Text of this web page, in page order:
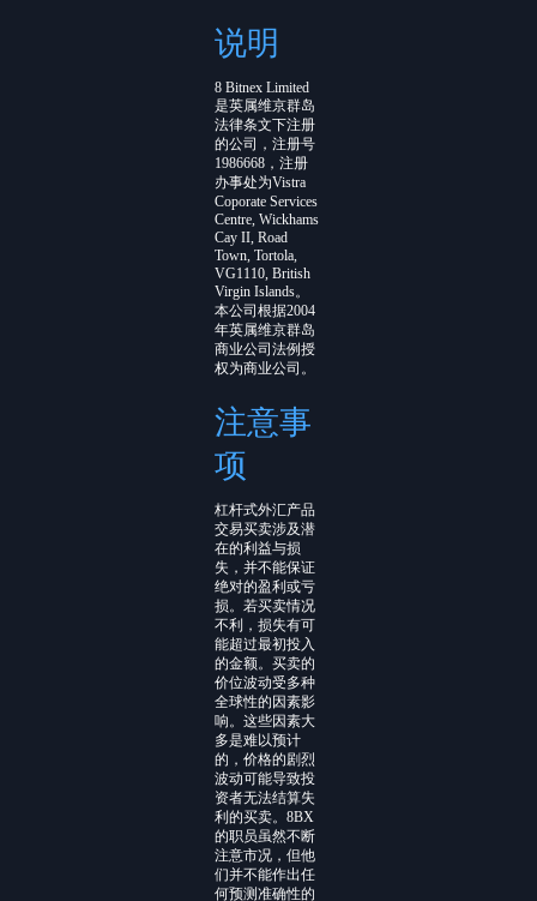
说明
8 Bitnex Limited
是英属维京群岛
法律条文下注册
的公司，注册号
1986668，注册
办事处为Vistra
Coporate Services
Centre, Wickhams
Cay II, Road
Town, Tortola,
VG1110, British
Virgin Islands。
本公司根据2004
年英属维京群岛
商业公司法例授
权为商业公司。
注意事
项
杠杆式外汇产品
交易买卖涉及潜
在的利益与损
失，并不能保证
绝对的盈利或亏
损。若买卖情况
不利，损失有可
能超过最初投入
的金额。买卖的
价位波动受多种
全球性的因素影
响。这些因素大
多是难以预计
的，价格的剧烈
波动可能导致投
资者无法结算失
利的买卖。8BX
的职员虽然不断
注意市况，但他
们并不能作出任
何预测准确性的